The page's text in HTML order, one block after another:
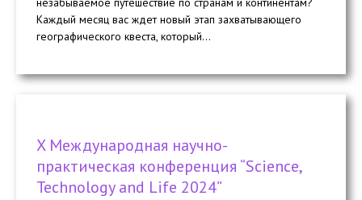
Каждый месяц вас ждет новый этап захватывающего
географического квеста, который...
X Международная научно-
практическая конференция “Science,
Technology and Life 2024”